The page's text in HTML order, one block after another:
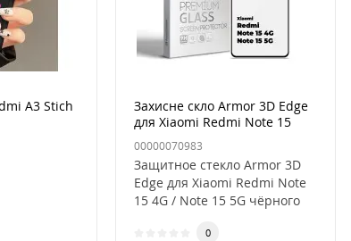
A3 Stich
Захисне скло Armor 3D Edge
для Xiaomi Redmi Note 15
4G/Note15 5G Чёрный
00000070983
Защитное стекло Armor 3D
Edge для Xiaomi Redmi Note
15 4G / Note 15 5G чёрного
0